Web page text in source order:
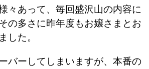
々あって、毎回盛沢山の内容に
の多さに昨年度もお嬢さまとお
した。
バーしてしまいますが、本番の